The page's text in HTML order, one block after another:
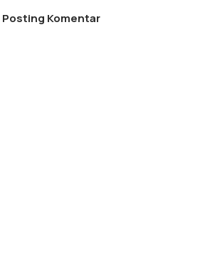
Posting Komentar